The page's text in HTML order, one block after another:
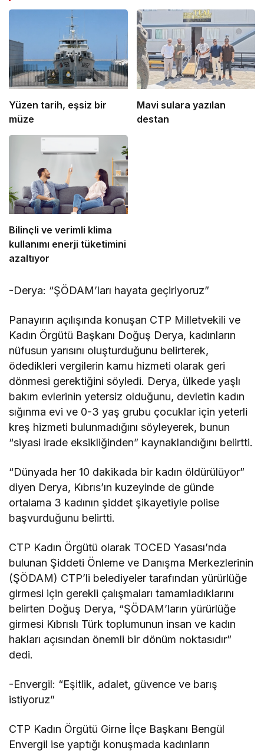
Yüzen tarih, eşsiz bir
müze
Mavi sulara yazılan
destan
Bilinçli ve verimli klima
kullanımı enerji tüketimini
azaltıyor
-Derya: “ŞÖDAM’ları hayata geçiriyoruz”
Panayırın açılışında konuşan CTP Milletvekili ve
Kadın Örgütü Başkanı Doğuş Derya, kadınların
nüfusun yarısını oluşturduğunu belirterek,
ödedikleri vergilerin kamu hizmeti olarak geri
dönmesi gerektiğini söyledi. Derya, ülkede yaşlı
bakım evlerinin yetersiz olduğunu, devletin kadın
sığınma evi ve 0-3 yaş grubu çocuklar için yeterli
kreş hizmeti bulunmadığını söyleyerek, bunun
“siyasi irade eksikliğinden” kaynaklandığını belirtti.
“Dünyada her 10 dakikada bir kadın öldürülüyor”
diyen Derya, Kıbrıs’ın kuzeyinde de günde
ortalama 3 kadının şiddet şikayetiyle polise
başvurduğunu belirtti.
CTP Kadın Örgütü olarak TOCED Yasası’nda
bulunan Şiddeti Önleme ve Danışma Merkezlerinin
(ŞÖDAM) CTP’li belediyeler tarafından yürürlüğe
girmesi için gerekli çalışmaları tamamladıklarını
belirten Doğuş Derya, “ŞÖDAM’ların yürürlüğe
girmesi Kıbrıslı Türk toplumunun insan ve kadın
hakları açısından önemli bir dönüm noktasıdır”
dedi.
-Envergil: “Eşitlik, adalet, güvence ve barış
istiyoruz”
CTP Kadın Örgütü Girne İlçe Başkanı Bengül
Envergil ise yaptığı konuşmada kadınların